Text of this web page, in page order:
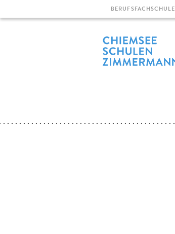
BERUFSFACHSCHULE